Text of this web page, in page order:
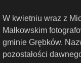
W kwietniu wraz z
Małkowskim
gminie Grębków.
pozostałości